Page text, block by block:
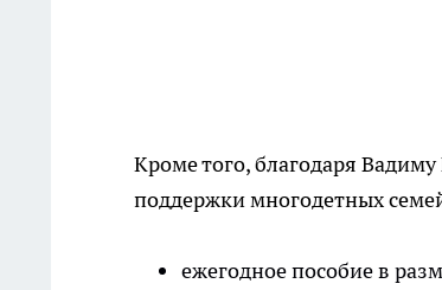
Кроме того, благодаря
поддержки многодетных
ежегодное пособие в